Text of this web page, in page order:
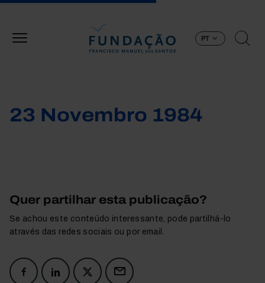
PT
23 Novembro 1984
Quer partilhar esta publicação?
Se achou este conteúdo interessante, pode partilhá-lo
através das redes sociais ou por email.